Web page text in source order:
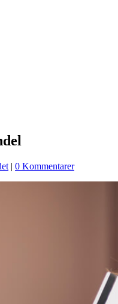
| 0 Kommentarer